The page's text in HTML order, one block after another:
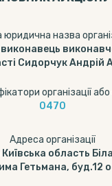
юридична назва
Сидорчук Андрій
організації
0470
Адреса організації
Київська область
Гетьмана, буд.12